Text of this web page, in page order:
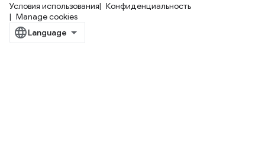
Условия использования
Конфиденциальность
Manage cookies